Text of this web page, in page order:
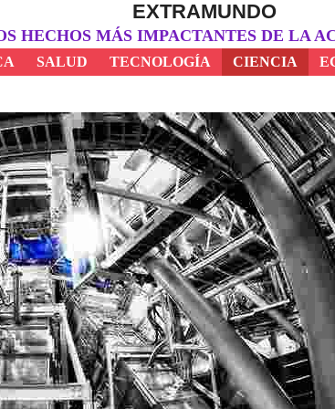
EXTRAMUNDO
HECHOS MÁS IMPACTANTES DE LA
SALUD TECNOLOGÍA CIENCIA